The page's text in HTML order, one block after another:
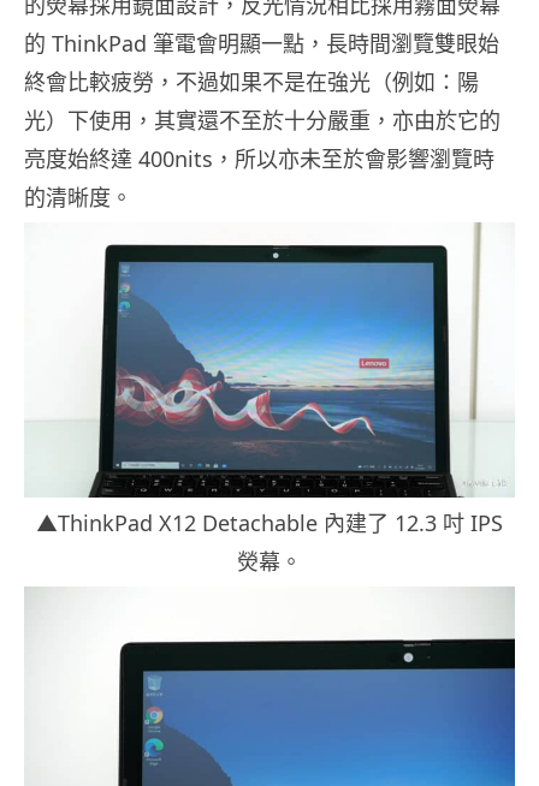
的 ThinkPad 筆電會明顯一點，長時間瀏覽雙眼始
終會比較疲勞，不過如果不是在強光（例如：陽
光）下使用，其實還不至於十分嚴重，亦由於它的
亮度始終達 400nits，所以亦未至於會影響瀏覽時
的清晰度。
▲ThinkPad X12 Detachable 內建了 12.3 吋 IPS
熒幕。